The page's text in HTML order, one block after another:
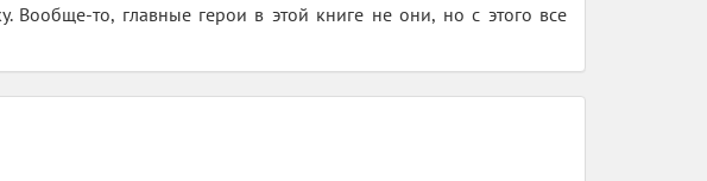
Вообще-то, главные герои в этой книге не они, но с этого все